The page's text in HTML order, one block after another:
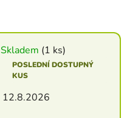
Skladem (1 ks)
POSLEDNÍ DOSTUPNÝ
KUS
12.8.2026